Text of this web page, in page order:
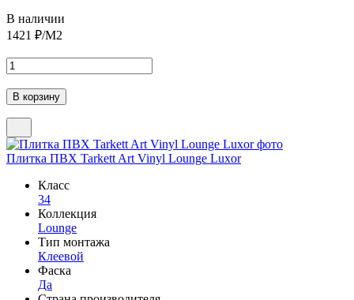
В наличии
1421 ₽/М2
Плитка ПВХ Tarkett Art Vinyl Lounge Luxor
Класс
34
Коллекция
Lounge
Тип монтажа
Клеевой
Фаска
Да